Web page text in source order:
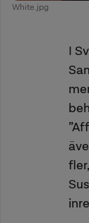
White.jpg
I